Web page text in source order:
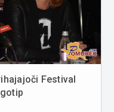
Festival